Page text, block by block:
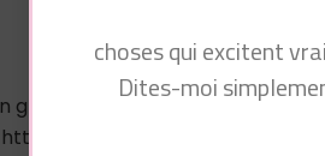
gratuitement
https://www.facebook.com/
choses qui excitent
Dites-moi